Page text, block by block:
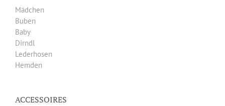
Mädchen
Buben
Baby
Dirndl
Lederhosen
Hemden
ACCESSOIRES